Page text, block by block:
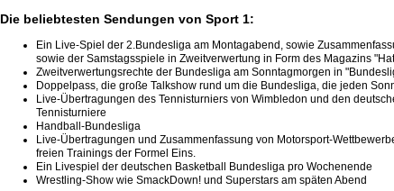
Die beliebtesten Sendungen von Sport 1:
Ein Live-Spiel der 2.Bundesliga am Montagabend, sowie
sowie der Samstagsspiele in Zweitverwertung in Form des Magazins
Zweitverwertungsrechte der Bundesliga am Sonntagmorgen in
Doppelpass, die große Talkshow rund um die Bundesliga, die jeden
Live-Übertragungen des Tennisturniers von Wimbledon und den
Tennisturniere
Handball-Bundesliga
Live-Übertragungen und Zusammenfassung von Motorsport-
freien Trainings der Formel Eins.
Ein Livespiel der deutschen Basketball Bundesliga pro Wochenende
Wrestling-Show wie SmackDown! und Superstars am späten Abend